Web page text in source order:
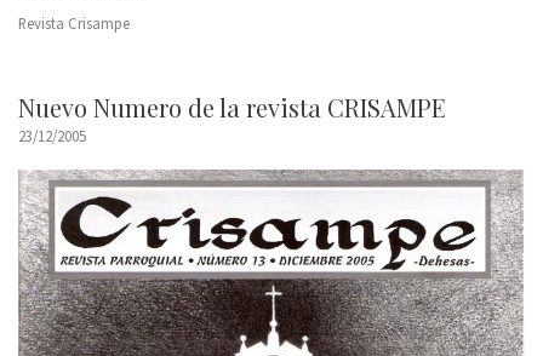
Revista Crisampe
Nuevo Numero de la revista CRISAMPE
23/12/2005